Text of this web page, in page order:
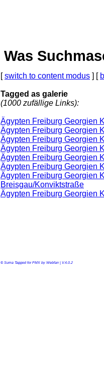
Was
[switch to content modus ] [
Tagged as galerie
(1000 zufällige Links):
Ägypten Freiburg Georgien
Ägypten Freiburg Georgien
Ägypten Freiburg Georgien
Ägypten Freiburg Georgien
Ägypten Freiburg Georgien
Ägypten Freiburg Georgien
Ägypten Freiburg Georgien
Breisgau/Konviktstraße
Ägypten Freiburg Georgien
© Suma Tagged for PMX by Webfan | V.4.0.2